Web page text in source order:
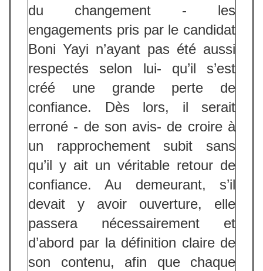
du changement - les
engagements pris par le candidat
Boni Yayi n’ayant pas été aussi
respectés selon lui- qu’il s’est
créé une grande perte de
confiance. Dès lors, il serait
erroné - de son avis- de croire à
un rapprochement subit sans
qu’il y ait un véritable retour de
confiance. Au demeurant, s’il
devait y avoir ouverture, elle
passera nécessairement et
d’abord par la définition claire de
son contenu, afin que chaque